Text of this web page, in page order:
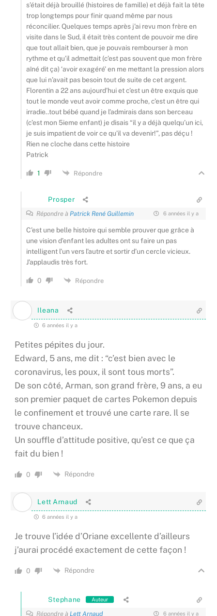
s’était déjà brouillé (histoires de famille) et déjà fait la tête
trop longtemps pour finir quand même par nous
réconcilier. Quelques temps après j’ai revu mon frère en
visite dans le Sud, il était très content de pouvoir me dire
que tout allait bien, que je pouvais rembourser à mon
rythme et qu’il admettait (c’est pas souvent que mon frère
aîné dit ça) ‘avoir exagéré’ en me mettant la pression alors
que lui n’avait pas besoin tout de suite de cet argent.
Florentin a 22 ans aujourd’hui et c’est un être exquis que
tout le monde veut avoir comme proche, c’est un être qui
irradie..tout bébé quand je l’admirais dans son berceau
(c’est mon 5ieme enfant) je disais “il y a déjà quelqu’un ici,
je suis impatient de voir ce qu’il va devenir!”, pas déçu !
Rien ne cloche dans cette histoire
Patrick
1 Répondre
Prosper
Répondre à Patrick René Guillemin 6 années il y a
C’est une belle histoire qui semble prouver que grâce à
une vision d’enfant les adultes ont su faire un pas
intelligent l’un vers l’autre et sortir d’un cercle vicieux.
J’applaudis très fort.
0 Répondre
Ileana
6 années il y a
Petites pépites du jour.
Edward, 5 ans, me dit : “c’est bien avec le
coronavirus, les poux, il sont tous morts”.
De son côté, Arman, son grand frère, 9 ans, a eu
son premier paquet de cartes Pokemon depuis
le confinement et trouvé une carte rare. Il se
trouve chanceux.
Un souffle d’attitude positive, qu’est ce que ça
fait du bien !
0 Répondre
Lett Arnaud
6 années il y a
Je trouve l’idée d’Oriane excellente d’ailleurs
j’aurai procédé exactement de cette façon !
0 Répondre
Stephane Auteur
Répondre à Lett Arnaud 6 années il y a